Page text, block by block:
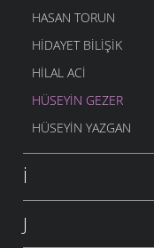
HASAN TORUN
HIDAYET BILIŞIK
HILAL ACI
HÜSEYIN GEZER
HÜSEYIN YAZGAN
İ
J